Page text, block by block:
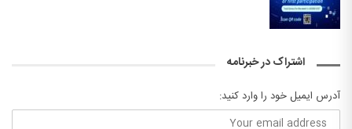
اشتراک در خبرنامه
آدرس ایمیل خود را وارد کنید: